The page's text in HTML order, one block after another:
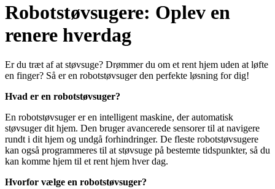
Robotstøvsugere: Oplev en
renere hverdag
Er du træt af at støvsuge? Drømmer du om et rent hjem uden at løfte
en finger? Så er en robotstøvsuger den perfekte løsning for dig!
Hvad er en robotstøvsuger?
En robotstøvsuger er en intelligent maskine, der automatisk
støvsuger dit hjem. Den bruger avancerede sensorer til at navigere
rundt i dit hjem og undgå forhindringer. De fleste robotstøvsugere
kan også programmeres til at støvsuge på bestemte tidspunkter, så du
kan komme hjem til et rent hjem hver dag.
Hvorfor vælge en robotstøvsuger?